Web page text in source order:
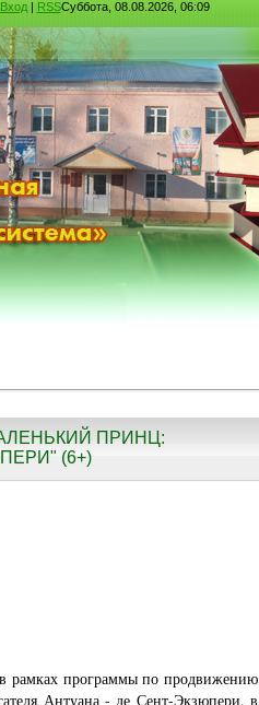
Вход| RSSСуббота, 08.08.2026, 06:09
ПРИНЦ:
(6+)
рамках программы по продвижению
Антуана - де Сент-Экзюпери, в